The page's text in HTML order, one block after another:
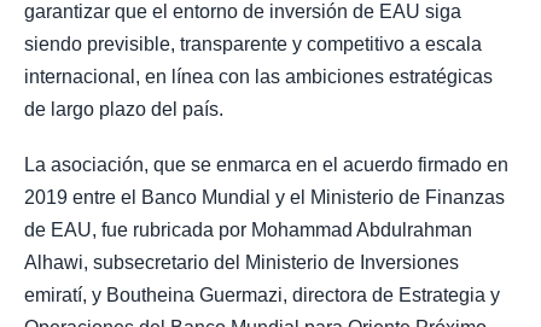
garantizar que el entorno de inversión de EAU siga
siendo previsible, transparente y competitivo a escala
internacional, en línea con las ambiciones estratégicas
de largo plazo del país.
La asociación, que se enmarca en el acuerdo firmado en
2019 entre el Banco Mundial y el Ministerio de Finanzas
de EAU, fue rubricada por Mohammad Abdulrahman
Alhawi, subsecretario del Ministerio de Inversiones
emiratí, y Boutheina Guermazi, directora de Estrategia y